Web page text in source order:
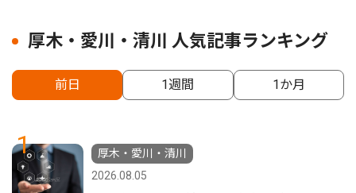
厚木・愛川・清川 人気記事ランキング
前日 1週間 1か月
1
厚木・愛川・清川
2026.08.05